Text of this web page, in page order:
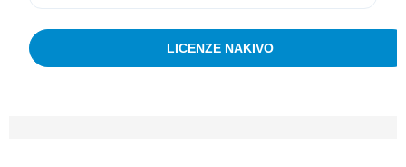
LICENZE NAKIVO